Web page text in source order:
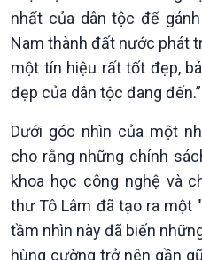
nhất của dân tộc để
Nam thành đất nước phát
một tín hiệu rất tốt đẹp,
đẹp của dân tộc đang đến.”
Dưới góc nhìn của một
cho rằng những chính
khoa học công nghệ và
thư Tô Lâm đã tạo ra một
tầm nhìn này đã biến
hùng cường trở nên gần